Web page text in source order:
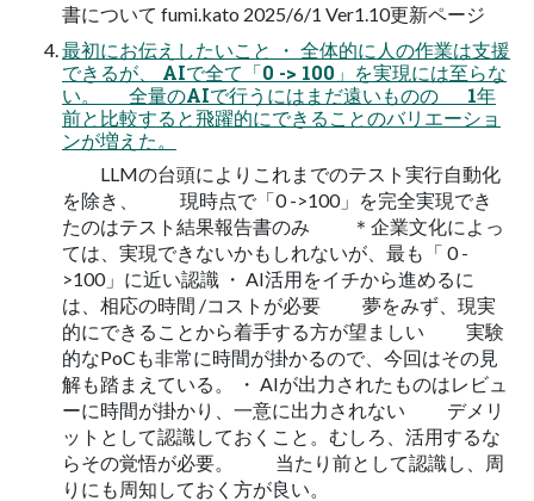
書について fumi.kato 2025/6/1 Ver1.10更新ページ
最初にお伝えしたいこと ・ 全体的に人の作業は支援
できるが、 AIで全て「0 -> 100」を実現には至らな
い。 全量のAIで行うにはまだ遠いものの 1年
前と比較すると飛躍的にできることのバリエーショ
ンが増えた。
LLMの台頭によりこれまでのテスト実行自動化
を除き、 現時点で「0 ->100」を完全実現でき
たのはテスト結果報告書のみ ＊企業文化によっ
ては、実現できないかもしれないが、最も「 0 -
>100」に近い認識 ・ AI活用をイチから進めるに
は、相応の時間 /コストが必要 夢をみず、現実
的にできることから着手する方が望ましい 実験
的なPoCも非常に時間が掛かるので、今回はその見
解も踏まえている。 ・ AIが出力されたものはレビュ
ーに時間が掛かり、一意に出力されない デメリ
ットとして認識しておくこと。むしろ、活用するな
らその覚悟が必要。 当たり前として認識し、周
りにも周知しておく方が良い。